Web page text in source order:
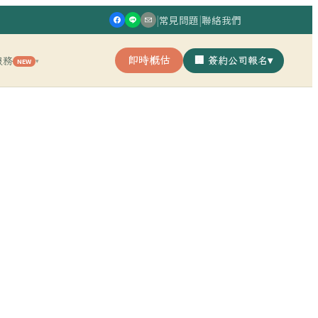
|常見問題|聯絡我們
務 NEW ▾ 即時概估 🏢 簽約公司報名▾